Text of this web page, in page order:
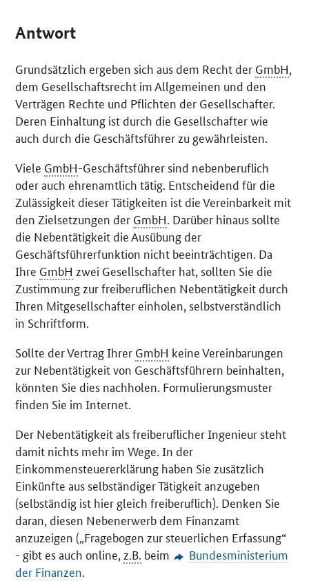
Antwort
Grundsätzlich ergeben sich aus dem Recht der GmbH,
dem Gesellschaftsrecht im Allgemeinen und den
Verträgen Rechte und Pflichten der Gesellschafter.
Deren Einhaltung ist durch die Gesellschafter wie
auch durch die Geschäftsführer zu gewährleisten.
Viele GmbH-Geschäftsführer sind nebenberuflich
oder auch ehrenamtlich tätig. Entscheidend für die
Zulässigkeit dieser Tätigkeiten ist die Vereinbarkeit mit
den Zielsetzungen der GmbH. Darüber hinaus sollte
die Nebentätigkeit die Ausübung der
Geschäftsführerfunktion nicht beeinträchtigen. Da
Ihre GmbH zwei Gesellschafter hat, sollten Sie die
Zustimmung zur freiberuflichen Nebentätigkeit durch
Ihren Mitgesellschafter einholen, selbstverständlich
in Schriftform.
Sollte der Vertrag Ihrer GmbH keine Vereinbarungen
zur Nebentätigkeit von Geschäftsführern beinhalten,
könnten Sie dies nachholen. Formulierungsmuster
finden Sie im Internet.
Der Nebentätigkeit als freiberuflicher Ingenieur steht
damit nichts mehr im Wege. In der
Einkommensteuererklärung haben Sie zusätzlich
Einkünfte aus selbständiger Tätigkeit anzugeben
(selbständig ist hier gleich freiberuflich). Denken Sie
daran, diesen Nebenerwerb dem Finanzamt
anzuzeigen („Fragebogen zur steuerlichen Erfassung“
- gibt es auch online, z.B. beim
Bundesministerium
der Finanzen.